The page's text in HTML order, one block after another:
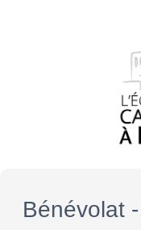
Bénévolat